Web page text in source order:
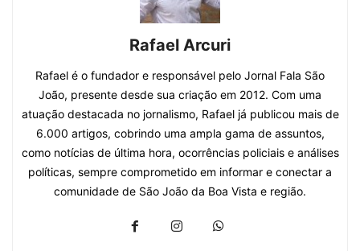
Rafael Arcuri
Rafael é o fundador e responsável pelo Jornal Fala São
João, presente desde sua criação em 2012. Com uma
atuação destacada no jornalismo, Rafael já publicou mais de
6.000 artigos, cobrindo uma ampla gama de assuntos,
como notícias de última hora, ocorrências policiais e análises
políticas, sempre comprometido em informar e conectar a
comunidade de São João da Boa Vista e região.